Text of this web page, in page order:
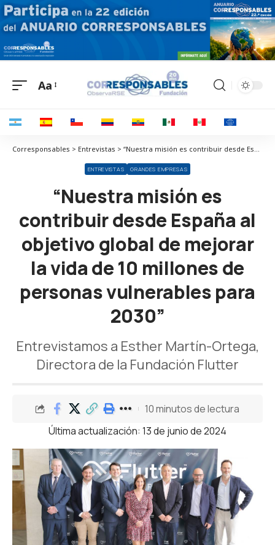
Aa
Corresponsables > Entrevistas > “Nuestra misión es contribuir desde España al objetivo global de mejorar la vida de 10 millones de personas vulnerables para 2030”
ENTREVISTAS GRANDES EMPRESAS
“Nuestra misión es
contribuir desde España al
objetivo global de mejorar
la vida de 10 millones de
personas vulnerables para
2030”
Entrevistamos a Esther Martín-Ortega,
Directora de la Fundación Flutter
Última actualización: 13 de junio de 2024
10 minutos de lectura